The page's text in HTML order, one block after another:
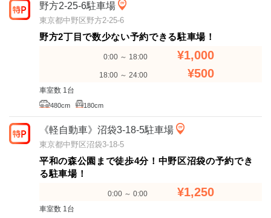
野方2-25-6駐車場
東京都中野区野方2-25-6
野方2丁目で数少ない予約できる駐車場！
0:00 ～ 18:00 ¥1,000
18:00 ～ 24:00 ¥500
車室数 1台
480cm 180cm
《軽自動車》沼袋3-18-5駐車場
東京都中野区沼袋3-18-5
平和の森公園まで徒歩4分！中野区沼袋の予約でき
る駐車場！
0:00 ～ 0:00 ¥1,250
車室数 1台